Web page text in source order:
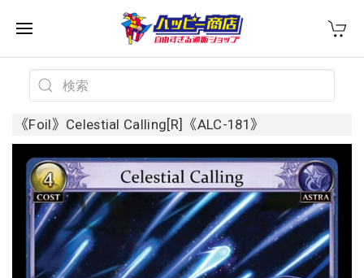
《Foil》Celestial Calling[R]《ALC-181》